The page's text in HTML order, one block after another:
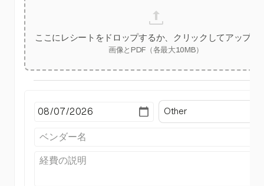
ここにレシートをドロップするか、クリックしてアップロ
画像とPDF（各最大10MB）
Other